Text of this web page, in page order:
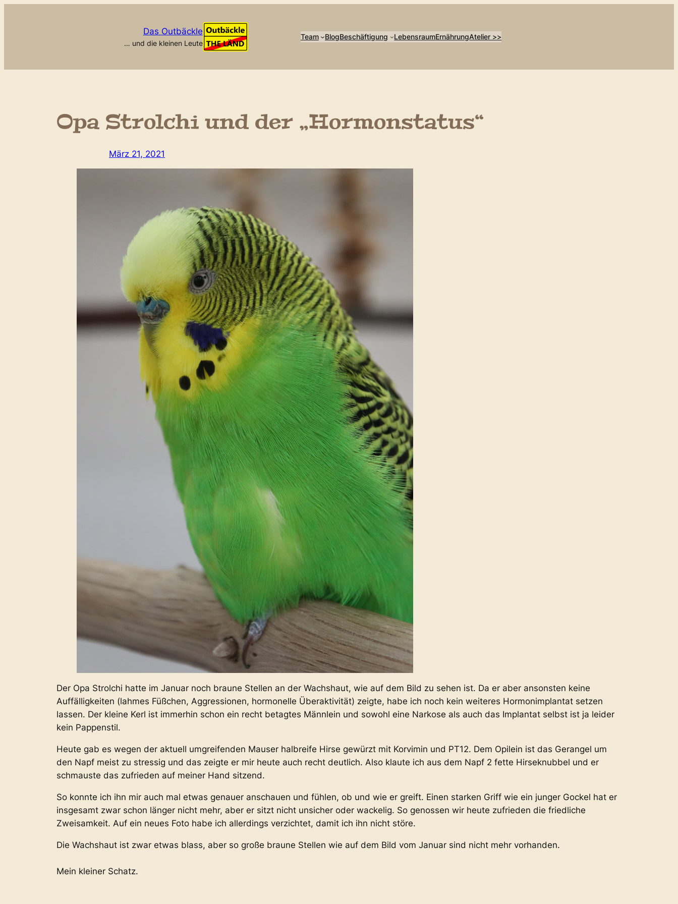
Das Outbäckle
… und die kleinen Leute
Team BlogBeschäftigung LebensraumErnährungAtelier >>
Opa Strolchi und der „Hormonstatus“
März 21, 2021
Der Opa Strolchi hatte im Januar noch braune Stellen an der Wachshaut, wie auf dem Bild zu sehen ist. Da er aber ansonsten keine
Auffälligkeiten (lahmes Füßchen, Aggressionen, hormonelle Überaktivität) zeigte, habe ich noch kein weiteres Hormonimplantat setzen
lassen. Der kleine Kerl ist immerhin schon ein recht betagtes Männlein und sowohl eine Narkose als auch das Implantat selbst ist ja leider
kein Pappenstil.
Heute gab es wegen der aktuell umgreifenden Mauser halbreife Hirse gewürzt mit Korvimin und PT12. Dem Opilein ist das Gerangel um
den Napf meist zu stressig und das zeigte er mir heute auch recht deutlich. Also klaute ich aus dem Napf 2 fette Hirseknubbel und er
schmauste das zufrieden auf meiner Hand sitzend.
So konnte ich ihn mir auch mal etwas genauer anschauen und fühlen, ob und wie er greift. Einen starken Griff wie ein junger Gockel hat er
insgesamt zwar schon länger nicht mehr, aber er sitzt nicht unsicher oder wackelig. So genossen wir heute zufrieden die friedliche
Zweisamkeit. Auf ein neues Foto habe ich allerdings verzichtet, damit ich ihn nicht störe.
Die Wachshaut ist zwar etwas blass, aber so große braune Stellen wie auf dem Bild vom Januar sind nicht mehr vorhanden.
Mein kleiner Schatz.